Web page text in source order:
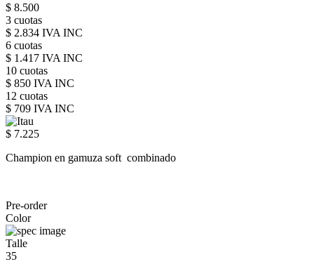
$ 8.500
3 cuotas
$ 2.834 IVA INC
6 cuotas
$ 1.417 IVA INC
10 cuotas
$ 850 IVA INC
12 cuotas
$ 709 IVA INC
$ 7.225
Champion en gamuza soft combinado
Pre-order
Color
Talle
35